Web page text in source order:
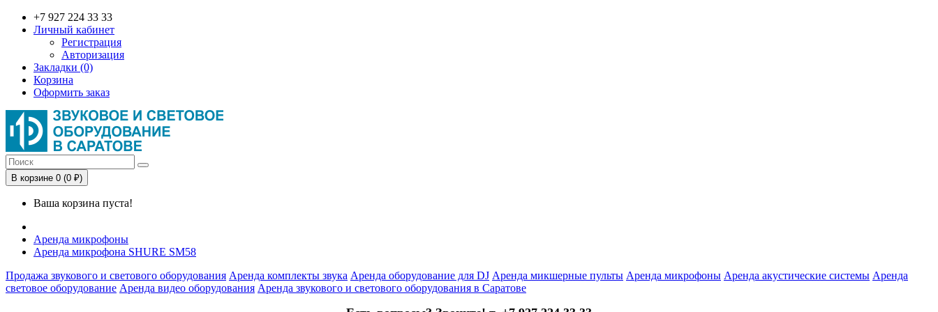
+7 927 224 33 33
Личный кабинет
Регистрация
Авторизация
Закладки (0)
Корзина
Оформить заказ
В корзине 0 (0 ₽)
Ваша корзина пуста!
Аренда микрофоны
Аренда микрофона SHURE SM58
Продажа звукового и светового оборудования Аренда комплекты звука Аренда оборудование для DJ Аренда микшерные пульты Аренда микрофоны Аренда акустические системы Аренда
световое оборудование Аренда видео оборудования Аренда звукового и светового оборудования в Саратове